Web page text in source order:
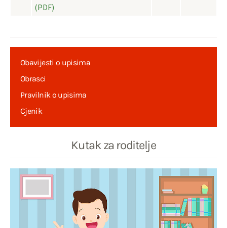
(PDF)
Obavijesti o upisima
Obrasci
Pravilnik o upisima
Cjenik
Kutak za roditelje